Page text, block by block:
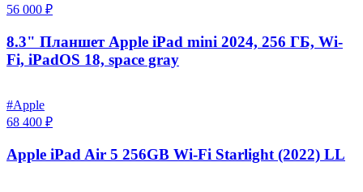
56 000 ₽
8.3" Планшет Apple iPad mini 2024, 256 ГБ, Wi-
Fi, iPadOS 18, space gray
#Apple
68 400 ₽
Apple iPad Air 5 256GB Wi-Fi Starlight (2022) LL